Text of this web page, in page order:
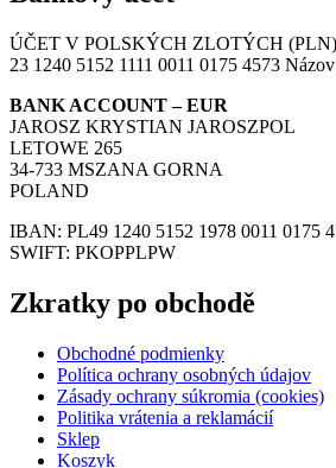
ÚČET V POLSKÝCH ZLOTÝCH (PLN)
23 1240 5152 1111 0011 0175 4573
BANK ACCOUNT – EUR
JAROSZ KRYSTIAN JAROSZPOL
LETOWE 265
34-733 MSZANA GORNA
POLAND
IBAN: PL49 1240 5152 1978 0011 0175
SWIFT: PKOPPLPW
Zkratky po obchodě
Obchodné podmienky
Política ochrany osobných údajov
Zásady ochrany súkromia (cookies)
Politika vrátenia a reklamácií
Sklep
Koszyk